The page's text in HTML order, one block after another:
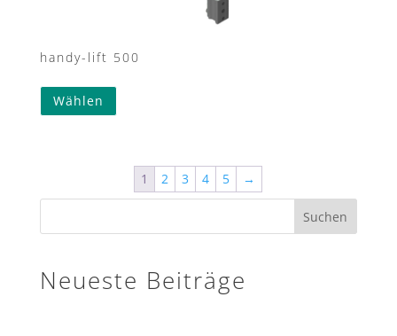
handy-lift 500
Wählen
1 2 3 4 5 →
Suchen
Neueste Beiträge